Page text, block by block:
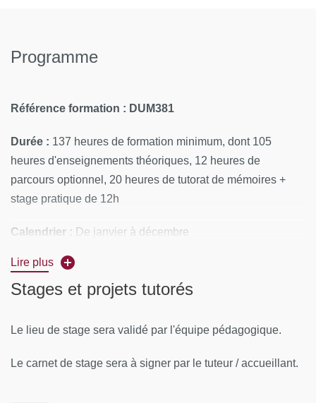
Programme
Référence formation : DUM381
Durée : 137 heures de formation minimum, dont 105
heures d'enseignements théoriques, 12 heures de
parcours optionnel, 20 heures de tutorat de mémoires +
stage pratique de 12h
Calendrier : De janvier à décembre
2026-27 : formation du 14/01/2027 au 19/11/27 et examens
(soutenance mémoire) le 2 et 3 décembre 2027
samedi) par mois de janvier à novembre (sauf août) pour
l'enseignement théorique et le tutorat de mémoire + 1
Lire plus
Stages et projets tutorés
Le lieu de stage sera validé par l'équipe pédagogique.
Le carnet de stage sera à signer par le tuteur / accueillant.